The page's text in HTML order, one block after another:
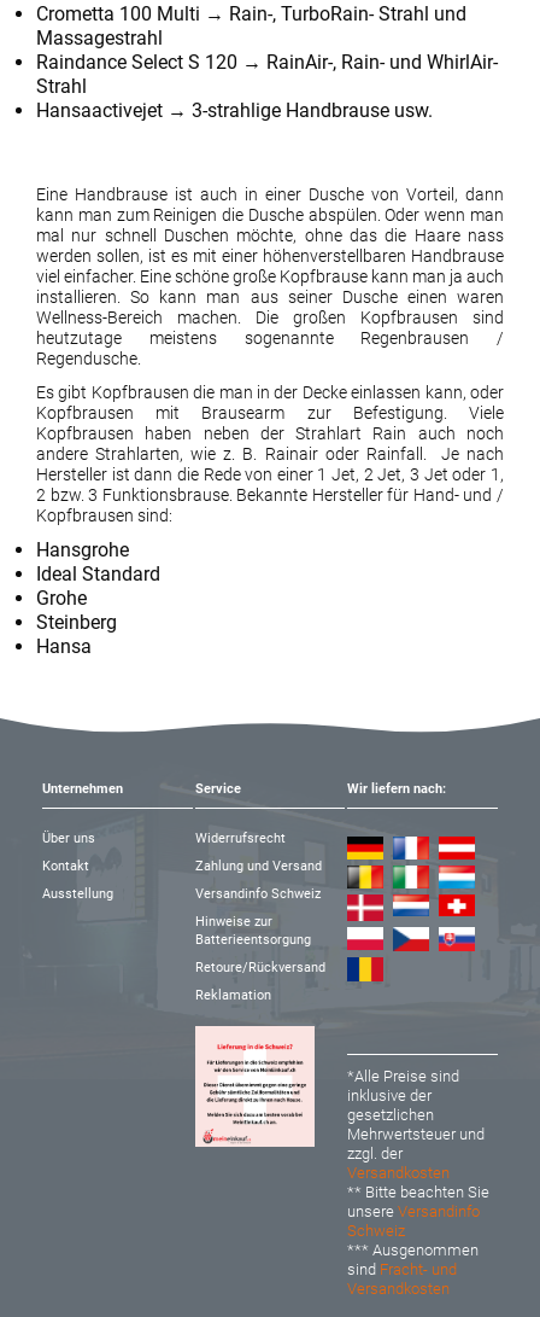
Crometta 100 Multi → Rain-, TurboRain- Strahl und
Massagestrahl
Raindance Select S 120 → RainAir-, Rain- und WhirlAir-
Strahl
Hansaactivejet → 3-strahlige Handbrause usw.
Eine Handbrause ist auch in einer Dusche von Vorteil, dann
kann man zum Reinigen die Dusche abspülen. Oder wenn man
mal nur schnell Duschen möchte, ohne das die Haare nass
werden sollen, ist es mit einer höhenverstellbaren Handbrause
viel einfacher. Eine schöne große Kopfbrause kann man ja auch
installieren. So kann man aus seiner Dusche einen waren
Wellness-Bereich machen. Die großen Kopfbrausen sind
heutzutage meistens sogenannte Regenbrausen /
Regendusche.
Es gibt Kopfbrausen die man in der Decke einlassen kann, oder
Kopfbrausen mit Brausearm zur Befestigung. Viele
Kopfbrausen haben neben der Strahlart Rain auch noch
andere Strahlarten, wie z. B. Rainair oder Rainfall. Je nach
Hersteller ist dann die Rede von einer 1 Jet, 2 Jet, 3 Jet oder 1,
2 bzw. 3 Funktionsbrause. Bekannte Hersteller für Hand- und /
Kopfbrausen sind:
Hansgrohe
Ideal Standard
Grohe
Steinberg
Hansa
Unternehmen
Über uns
Kontakt
Ausstellung
Service
Widerrufsrecht
Zahlung und Versand
Versandinfo Schweiz
Hinweise zur
Batterieentsorgung
Retoure/Rückversand
Reklamation
Wir liefern nach:
*Alle Preise sind
inklusive der
gesetzlichen
Mehrwertsteuer und
zzgl. der
Versandkosten
** Bitte beachten Sie
unsereVersandinfo
Schweiz
*** Ausgenommen
sind Fracht- und
Versandkosten